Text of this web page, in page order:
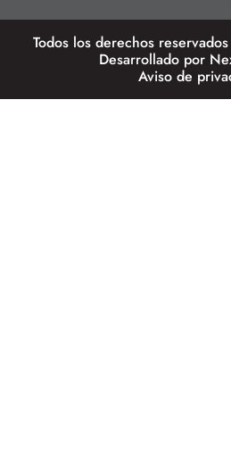
Todos los derechos
Desarrollado por
Aviso de